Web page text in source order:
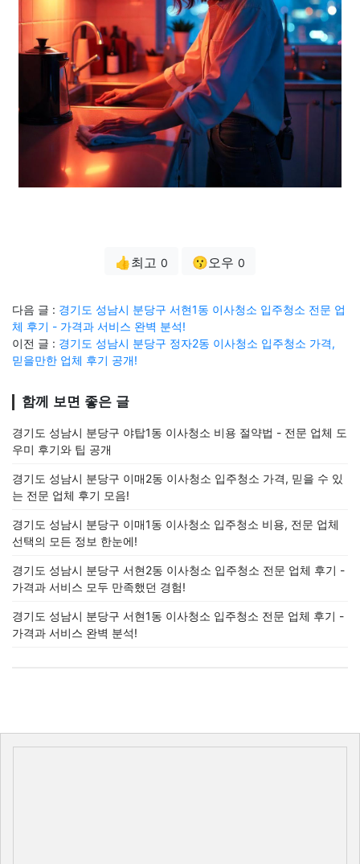
👍최고 0 😗오우 0
다음 글 : 경기도 성남시 분당구 서현1동 이사청소 입주청소 전문 업
체 후기 - 가격과 서비스 완벽 분석!
이전 글 : 경기도 성남시 분당구 정자2동 이사청소 입주청소 가격,
믿을만한 업체 후기 공개!
함께 보면 좋은 글
경기도 성남시 분당구 야탑1동 이사청소 비용 절약법 - 전문 업체 도
우미 후기와 팁 공개
경기도 성남시 분당구 이매2동 이사청소 입주청소 가격, 믿을 수 있
는 전문 업체 후기 모음!
경기도 성남시 분당구 이매1동 이사청소 입주청소 비용, 전문 업체
선택의 모든 정보 한눈에!
경기도 성남시 분당구 서현2동 이사청소 입주청소 전문 업체 후기 -
가격과 서비스 모두 만족했던 경험!
경기도 성남시 분당구 서현1동 이사청소 입주청소 전문 업체 후기 -
가격과 서비스 완벽 분석!